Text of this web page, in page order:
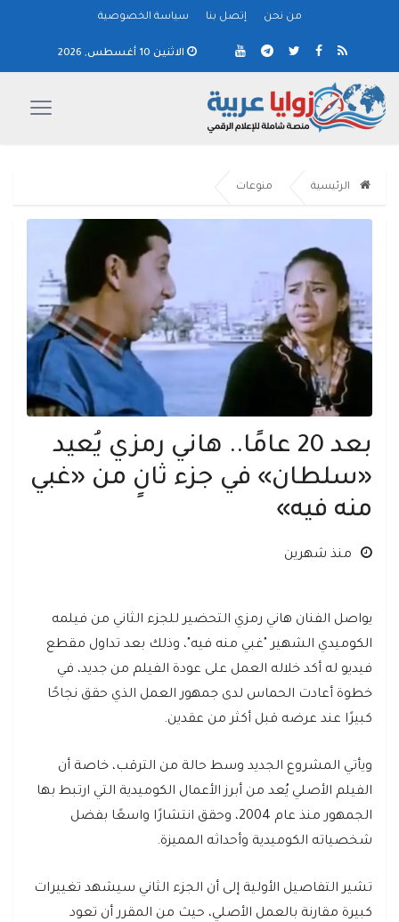
من نحن إتصل بنا سياسة الخصوصية
الاثنين 10 أغسطس, 2026
الرئيسية منوعات
بعد 20 عامًا.. هاني رمزي يُعيد
«سلطان» في جزء ثانٍ من «غبي
منه فيه»
منذ شهرين
يواصل الفنان هاني رمزي التحضير للجزء الثاني من فيلمه
الكوميدي الشهير "غبي منه فيه"، وذلك بعد تداول مقطع
فيديو له أكد خلاله العمل على عودة الفيلم من جديد، في
خطوة أعادت الحماس لدى جمهور العمل الذي حقق نجاحًا
كبيرًا عند عرضه قبل أكثر من عقدين.
ويأتي المشروع الجديد وسط حالة من الترقب، خاصة أن
الفيلم الأصلي يُعد من أبرز الأعمال الكوميدية التي ارتبط بها
الجمهور منذ عام 2004، وحقق انتشارًا واسعًا بفضل
شخصياته الكوميدية وأحداثه المميزة.
تشير التفاصيل الأولية إلى أن الجزء الثاني سيشهد تغييرات
كبيرة مقارنة بالعمل الأصلي، حيث من المقرر أن تعود